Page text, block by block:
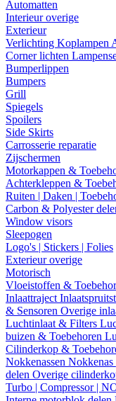
Automatten
Interieur overige
Exterieur
Verlichting Koplampen
Corner lichten
Bumperlippen
Bumpers
Grill
Spiegels
Spoilers
Side Skirts
Carrosserie reparatie
Zijschermen
Motorkappen &
Achterkleppen &
Ruiten | Daken |
Carbon & Polyester
Window visors
Sleepogen
Logo's | Stickers | Folies
Exterieur overige
Motorisch
Vloeistoffen &
Inlaattraject
& Sensoren Overige
Luchtinlaat & Filters
buizen & Toebehoren
Cilinderkop &
Nokkenassen Nokkenas
delen Overige
Turbo | Compressor |